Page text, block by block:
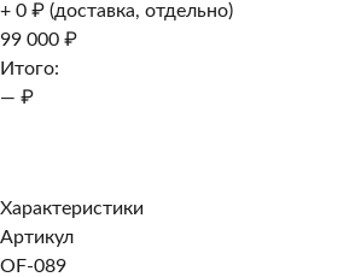
+ 0 ₽ (доставка, отдельно)
99 000 ₽
Итого:
— ₽
Характеристики
Артикул
OF-089